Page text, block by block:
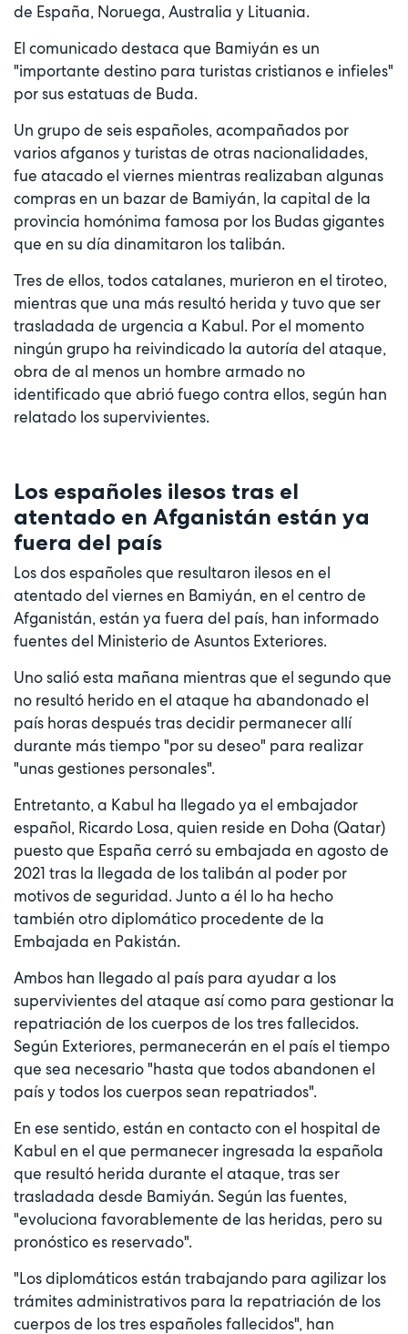
de España, Noruega, Australia y Lituania.
El comunicado destaca que Bamiyán es un
"importante destino para turistas cristianos e infieles"
por sus estatuas de Buda.
Un grupo de seis españoles, acompañados por
varios afganos y turistas de otras nacionalidades,
fue atacado el viernes mientras realizaban algunas
compras en un bazar de Bamiyán, la capital de la
provincia homónima famosa por los Budas gigantes
que en su día dinamitaron los talibán.
Tres de ellos, todos catalanes, murieron en el tiroteo,
mientras que una más resultó herida y tuvo que ser
trasladada de urgencia a Kabul. Por el momento
ningún grupo ha reivindicado la autoría del ataque,
obra de al menos un hombre armado no
identificado que abrió fuego contra ellos, según han
relatado los supervivientes.
Los españoles ilesos tras el
atentado en Afganistán están ya
fuera del país
Los dos españoles que resultaron ilesos en el
atentado del viernes en Bamiyán, en el centro de
Afganistán, están ya fuera del país, han informado
fuentes del Ministerio de Asuntos Exteriores.
Uno salió esta mañana mientras que el segundo que
no resultó herido en el ataque ha abandonado el
país horas después tras decidir permanecer allí
durante más tiempo "por su deseo" para realizar
"unas gestiones personales".
Entretanto, a Kabul ha llegado ya el embajador
español, Ricardo Losa, quien reside en Doha (Qatar)
puesto que España cerró su embajada en agosto de
2021 tras la llegada de los talibán al poder por
motivos de seguridad. Junto a él lo ha hecho
también otro diplomático procedente de la
Embajada en Pakistán.
Ambos han llegado al país para ayudar a los
supervivientes del ataque así como para gestionar la
repatriación de los cuerpos de los tres fallecidos.
Según Exteriores, permanecerán en el país el tiempo
que sea necesario "hasta que todos abandonen el
país y todos los cuerpos sean repatriados".
En ese sentido, están en contacto con el hospital de
Kabul en el que permanecer ingresada la española
que resultó herida durante el ataque, tras ser
trasladada desde Bamiyán. Según las fuentes,
"evoluciona favorablemente de las heridas, pero su
pronóstico es reservado".
"Los diplomáticos están trabajando para agilizar los
trámites administrativos para la repatriación de los
cuerpos de los tres españoles fallecidos", han